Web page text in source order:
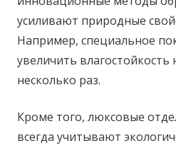
усиливают природные
Например, специальное
увеличить
несколько раз.
Кроме того, люксовые
всегда учитывают